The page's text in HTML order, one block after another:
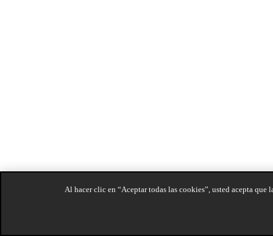
Al hacer clic en “Aceptar todas las cookies”, usted acepta